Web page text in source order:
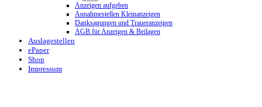
Anzeigen aufgeben
Annahmestellen Kleinanzeigen
Danksagungen und Traueranzeigen
AGB für Anzeigen & Beilagen
Auslagestellen
ePaper
Shop
Impressum